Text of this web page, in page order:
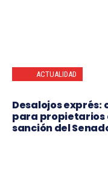
ACTUALIDAD
Desalojos
para propietarios
sanción del